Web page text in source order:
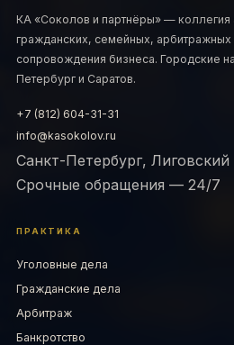
КА «Соколов и партнёры» — коллегия
гражданских, семейных, арбитражных
сопровождения бизнеса. Городские
Петербург и Саратов.
+7 (812) 604-31-31
info@kasokolov.ru
Санкт-Петербург,
Срочные обращения — 24/7
ПРАКТИКА
Уголовные дела
Гражданские дела
Арбитраж
Банкротство